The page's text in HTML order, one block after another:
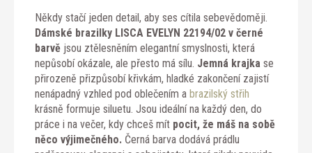
Někdy stačí jeden detail, aby ses cítila sebevědoměji.
Dámské brazilky LISCA EVELYN 22194/02 v černé
barvě jsou ztělesněním elegantní smyslnosti, která
nepůsobí okázale, ale přesto má sílu. Jemná krajka se
přirozeně přizpůsobí křivkám, hladké zakončení zajistí
nenápadný vzhled pod oblečením a brazilský střih
krásně formuje siluetu. Jsou ideální na každý den, do
práce i na večer, kdy chceš mít pocit, že máš na sobě
něco výjimečného. Černá barva dodává prádlu